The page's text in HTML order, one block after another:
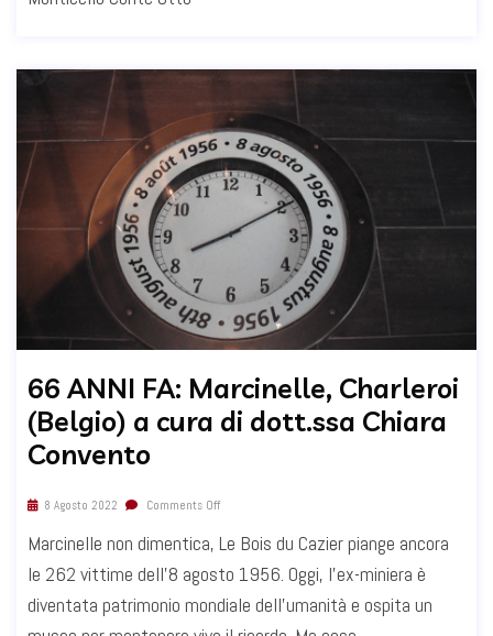
66 ANNI FA: Marcinelle, Charleroi
(Belgio) a cura di dott.ssa Chiara
Convento
8 Agosto 2022 Comments Off
Marcinelle non dimentica, Le Bois du Cazier piange ancora
le 262 vittime dell’8 agosto 1956. Oggi, l’ex-miniera è
diventata patrimonio mondiale dell’umanità e ospita un